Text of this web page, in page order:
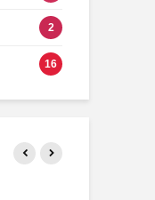
2
16